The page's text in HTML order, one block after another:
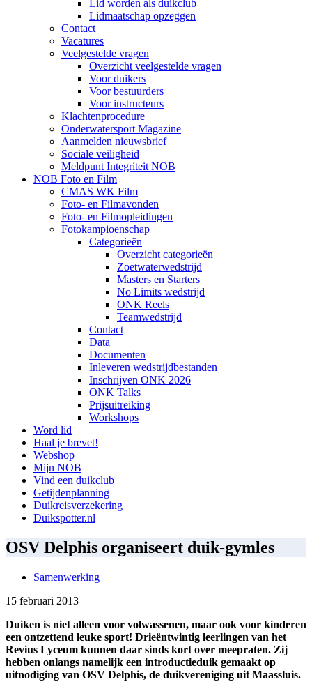
Lid worden als duikclub
Lidmaatschap opzeggen
Contact
Vacatures
Veelgestelde vragen
Overzicht veelgestelde vragen
Voor duikers
Voor bestuurders
Voor instructeurs
Klachtenprocedure
Onderwatersport Magazine
Aanmelden nieuwsbrief
Sociale veiligheid
Meldpunt Integriteit NOB
NOB Foto en Film
CMAS WK Film
Foto- en Filmavonden
Foto- en Filmopleidingen
Fotokampioenschap
Categorieën
Overzicht categorieën
Zoetwaterwedstrijd
Masters en Starters
No Limits wedstrijd
ONK Reels
Teamwedstrijd
Contact
Data
Documenten
Inleveren wedstrijdbestanden
Inschrijven ONK 2026
ONK Talks
Prijsuitreiking
Workshops
Word lid
Haal je brevet!
Webshop
Mijn NOB
Vind een duikclub
Getijdenplanning
Duikreisverzekering
Duikspotter.nl
OSV Delphis organiseert duik-gymles
Samenwerking
15 februari 2013
Duiken is niet alleen voor volwassenen, maar ook voor kinderen
een ontzettend leuke sport! Drieëntwintig leerlingen van het
Revius Lyceum kunnen daar sinds kort over meepraten. Zij
hebben onlangs namelijk een introductieduik gemaakt op
uitnodiging van OSV Delphis, de duikvereniging uit Maassluis.